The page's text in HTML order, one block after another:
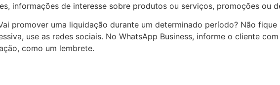
informações de interesse sobre produtos ou serviços, promoções ou
promover uma liquidação durante um determinado período? Não fique
use as redes sociais. No WhatsApp Business, informe o cliente
como um lembrete.